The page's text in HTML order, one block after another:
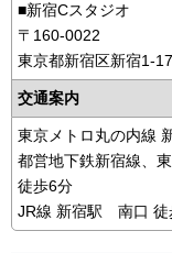
■新宿Cスタジオ
〒160-0022
東京都新宿区新宿1-
交通案内
東京メトロ丸の内線
都営地下鉄新宿線、
徒歩6分
JR線 新宿駅 南口 徒